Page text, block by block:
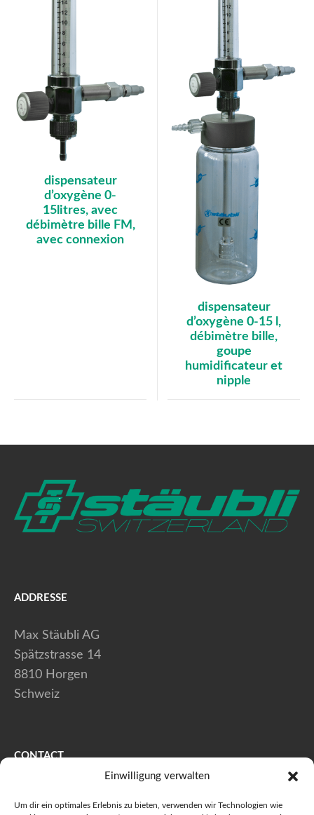
Einwilligung verwalten
Um dir ein optimales Erlebnis zu bieten, verwenden wir Technologien wie
dispensateur
d’oxygène 0-
15litres, avec
débimètre bille FM,
avec connexion
dispensateur
d’oxygène 0-15 l,
débimètre bille,
goupe
humidificateur et
nipple
ADDRESSE
Max Stäubli AG
Spätzstrasse 14
8810 Horgen
Schweiz
CONTACT